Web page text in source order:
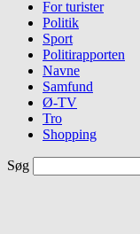
For turister
Politik
Sport
Politirapporten
Navne
Samfund
Ø-TV
Tro
Shopping
Søg